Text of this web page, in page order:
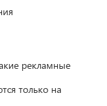
рекламные
только на